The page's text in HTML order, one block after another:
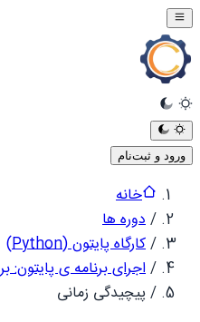
ورود و ثبت‌نام
خانه
/دوره ها
/کارگاه پایتون (Python)
/اجرای برنامه ی پایتون:
/ پیچیدگی زمانی